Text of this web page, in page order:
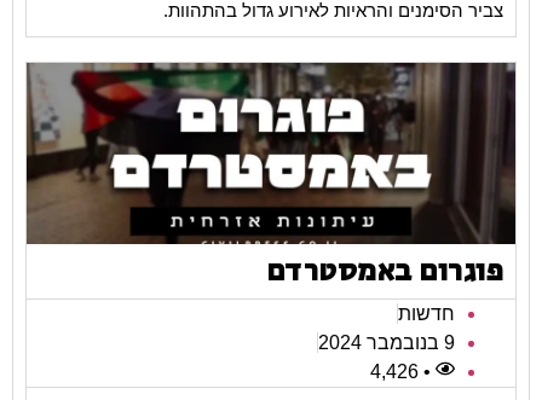
צביר הסימנים והראיות לאירוע גדול בהתהוות.
פוגרום באמסטרדם
חדשות
9 בנובמבר 2024
• 4,426